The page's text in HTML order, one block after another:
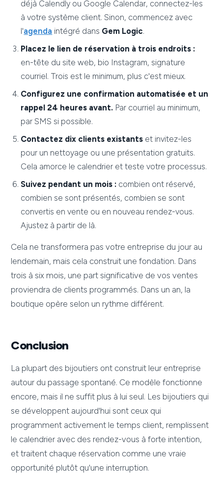
déjà Calendly ou Google Calendar, connectez-les
à votre système client. Sinon, commencez avec
l'agenda intégré dans Gem Logic.
Placez le lien de réservation à trois endroits :
en-tête du site web, bio Instagram, signature
courriel. Trois est le minimum, plus c'est mieux.
Configurez une confirmation automatisée et un
rappel 24 heures avant. Par courriel au minimum,
par SMS si possible.
Contactez dix clients existants et invitez-les
pour un nettoyage ou une présentation gratuits.
Cela amorce le calendrier et teste votre processus.
Suivez pendant un mois : combien ont réservé,
combien se sont présentés, combien se sont
convertis en vente ou en nouveau rendez-vous.
Ajustez à partir de là.
Cela ne transformera pas votre entreprise du jour au
lendemain, mais cela construit une fondation. Dans
trois à six mois, une part significative de vos ventes
proviendra de clients programmés. Dans un an, la
boutique opère selon un rythme différent.
Conclusion
La plupart des bijoutiers ont construit leur entreprise
autour du passage spontané. Ce modèle fonctionne
encore, mais il ne suffit plus à lui seul. Les bijoutiers qui
se développent aujourd'hui sont ceux qui
programment activement le temps client, remplissent
le calendrier avec des rendez-vous à forte intention,
et traitent chaque réservation comme une vraie
opportunité plutôt qu'une interruption.